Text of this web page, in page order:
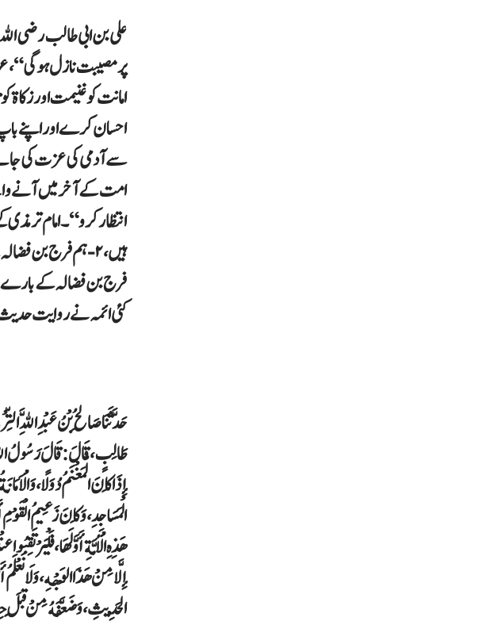
علی بن ابی طالب رضی
پر مصیبت نازل ہو
امانت کو غنیمت اور زکاۃ
احسان کرے اور اپنے
سے آدمی کی عزت کی
امت کے آخر میں آنے
ہیں، ۲- ہم فرج
فرج بن فضالہ کے بارے
کئی ائمہ نے روایت
حَدَّثَنَا صَالِحُ بْنُ عَبْدِ اللَّهِ
طَالِبٍ، قَالَ:‏‏‏‏ قَالَ رَسُولُ
إِذَا كَانَ الْمَغْنَمُ دُوَلًا،
الْمَسَاجِدِ، ‏‏‏‏‏‏وَكَانَ زَعِيمُ
هَذِهِ الْأُمَّةِ أَوَّلَهَا،
إِلَّا مِنْ هَذَا الْوَجْهِ، ‏‏‏‏‏‏وَلَا
الْحَدِيثِ، ‏‏‏‏‏‏وَضَعَّفَهُ مِنْ قِبَلِ